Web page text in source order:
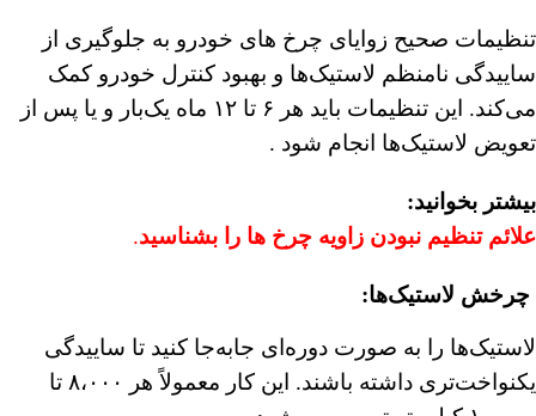
تنظیمات صحیح زوایای چرخ های خودرو به جلوگیری از
ساییدگی نامنظم لاستیک‌ها و بهبود کنترل خودرو کمک
می‌کند. این تنظیمات باید هر ۶ تا ۱۲ ماه یک‌بار و یا پس از
تعویض لاستیک‌ها انجام شود .
بیشتر بخوانید:
علائم تنظیم نبودن زاویه چرخ ها را بشناسید.
چرخش لاستیک‌ها:
لاستیک‌ها را به صورت دوره‌ای جابه‌جا کنید تا ساییدگی
یکنواخت‌تری داشته باشند. این کار معمولاً هر ۸،۰۰۰ تا